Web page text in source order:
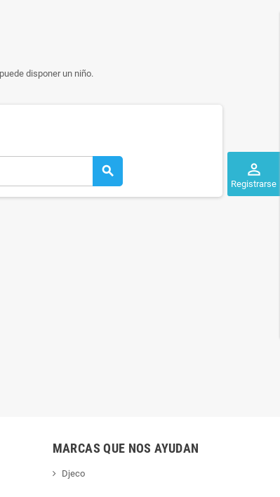
perm_identity
Registrarse
disponer un niño.
search
MARCAS QUE NOS AYUDAN
Djeco